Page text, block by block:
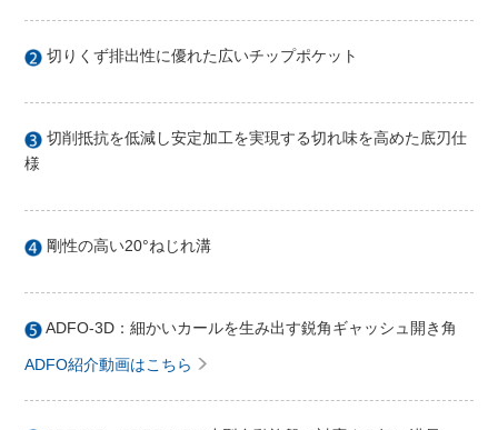
切りくず排出性に優れた広いチップポケット
切削抵抗を低減し安定加工を実現する切れ味を高めた底刃仕
様
剛性の高い20°ねじれ溝
ADFO-3D：細かいカールを生み出す鋭角ギャッシュ開き角
ADFO紹介動画はこちら